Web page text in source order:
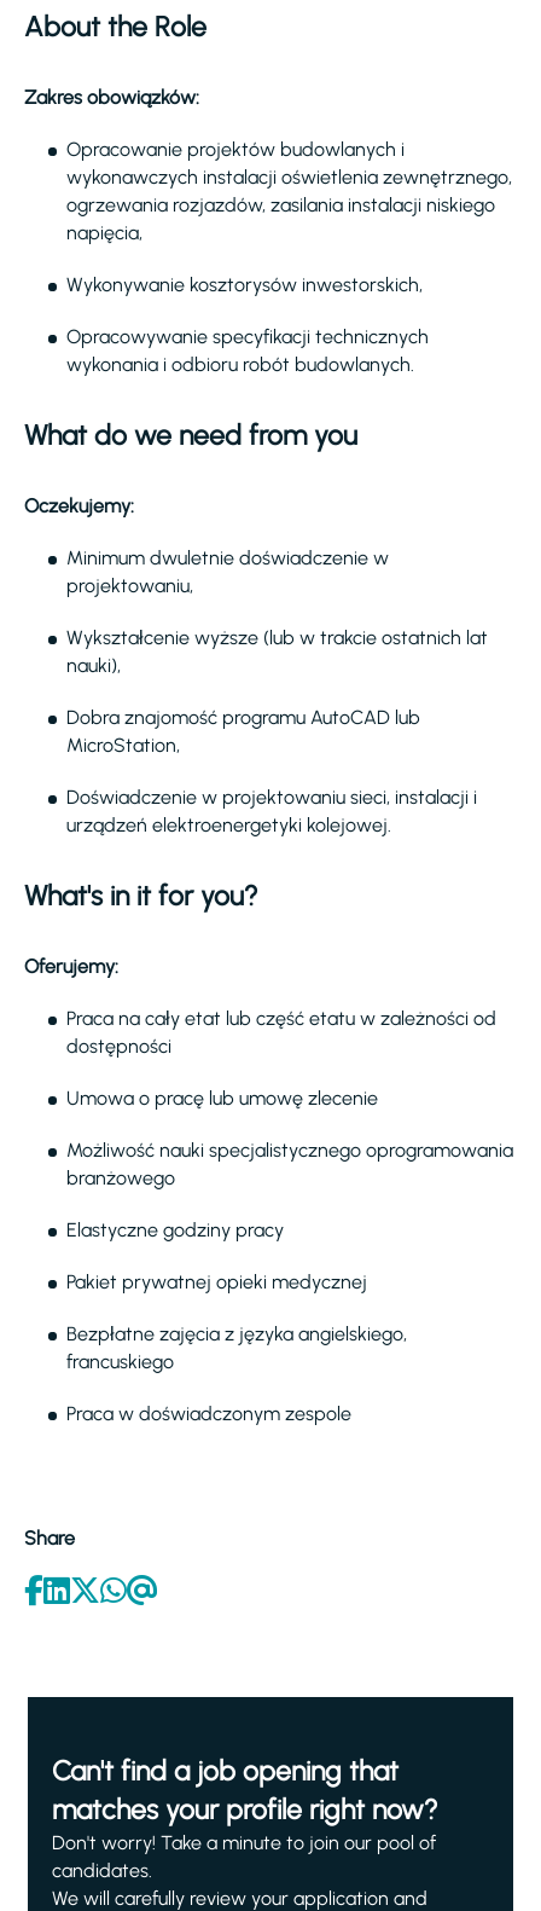
About the Role
Zakres obowiązków:
Opracowanie projektów budowlanych i
wykonawczych instalacji oświetlenia zewnętrznego,
ogrzewania rozjazdów, zasilania instalacji niskiego
napięcia,
Wykonywanie kosztorysów inwestorskich,
Opracowywanie specyfikacji technicznych
wykonania i odbioru robót budowlanych.
What do we need from you
Oczekujemy:
Minimum dwuletnie doświadczenie w
projektowaniu,
Wykształcenie wyższe (lub w trakcie ostatnich lat
nauki),
Dobra znajomość programu AutoCAD lub
MicroStation,
Doświadczenie w projektowaniu sieci, instalacji i
urządzeń elektroenergetyki kolejowej.
What's in it for you?
Oferujemy:
Praca na cały etat lub część etatu w zależności od
dostępności
Umowa o pracę lub umowę zlecenie
Możliwość nauki specjalistycznego oprogramowania
branżowego
Elastyczne godziny pracy
Pakiet prywatnej opieki medycznej
Bezpłatne zajęcia z języka angielskiego,
francuskiego
Praca w doświadczonym zespole
Share
Can't find a job opening that
matches your profile right now?
Don't worry! Take a minute to join our pool of
candidates.
We will carefully review your application and